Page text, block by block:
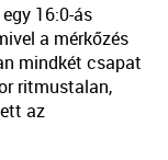
16:0-ás
a mérkőzés
mindkét csapat
ritmustalan,
az